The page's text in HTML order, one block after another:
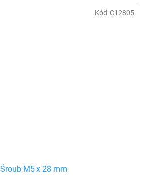
Šroub M5 x 28 mm
Kód:C12805